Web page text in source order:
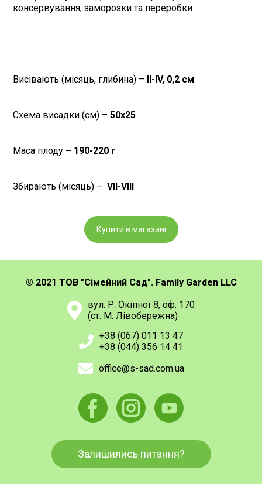
консервування, заморозки та переробки.
Висівають (місяць, глибина) – II-IV, 0,2 см
Схема висадки (см) –50х25
Маса плоду – 190-220 г
Збирають (місяць) –VII-VIII
Купити в магазині
© 2021 ТОВ "Сімейний Сад". Family Garden LLC
вул. Р. Окіпної 8, оф. 170
(ст. М. Лівобережна)
+38 (067) 011 13 47
+38 (044) 356 14 41
office@s-sad.com.ua
Залишились питання?